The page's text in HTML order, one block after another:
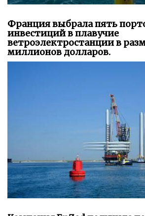
Франция выбрала пять
инвестиций в плавучие
ветроэлектростанции в
миллионов долларов.